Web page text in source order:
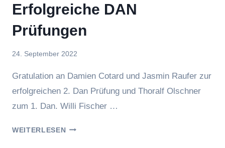
Erfolgreiche DAN
Prüfungen
Von
Raufer
24. September 2022
Gratulation an Damien Cotard und Jasmin Raufer zur
erfolgreichen 2. Dan Prüfung und Thoralf Olschner
zum 1. Dan. Willi Fischer …
WEITERLESENERFOLGREICHE